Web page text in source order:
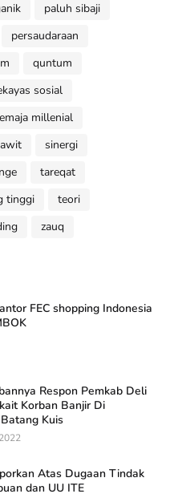
paluh sibaji
persaudaraan
quntum
sosial
millenial
sinergi
tareqat
tinggi
teori
zauq
FEC shopping Indonesia
Respon Pemkab Deli
Korban Banjir Di
Kuis
Atas Dugaan Tindak
dan UU ITE